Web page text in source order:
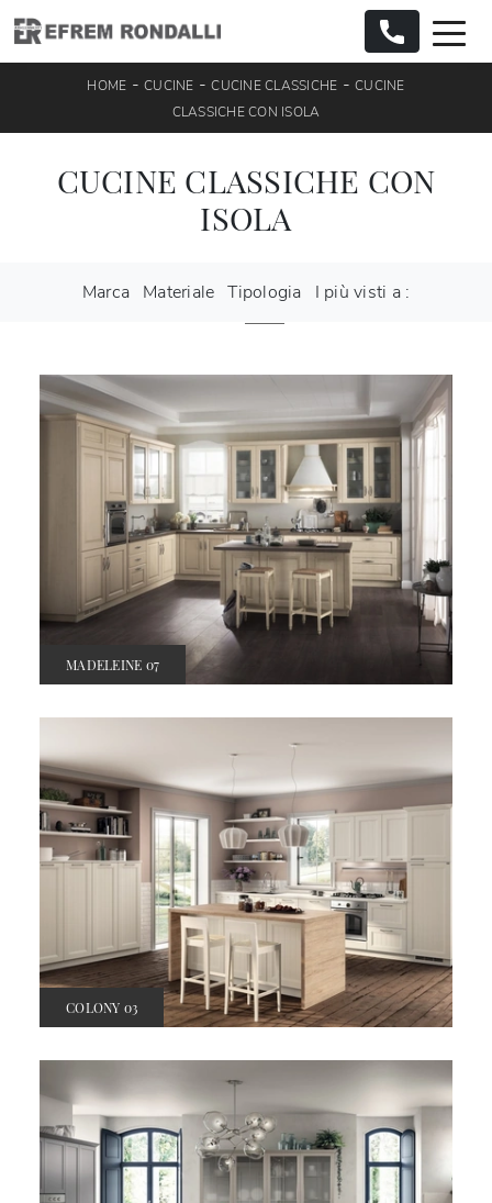
HOME -CUCINE -CUCINE CLASSICHE -CUCINE
CLASSICHE CON ISOLA
CUCINE CLASSICHE CON
ISOLA
Marca Materiale Tipologia I più visti a :
MADELEINE 07
COLONY 03